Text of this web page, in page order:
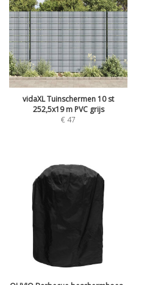
vidaXL Tuinschermen 10 st
252,5x19 m PVC grijs
€47